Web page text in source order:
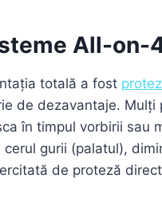
All-
totală a fost
de dezavantaje. Mulți
în timpul vorbirii sau
gurii (palatul),
de proteză